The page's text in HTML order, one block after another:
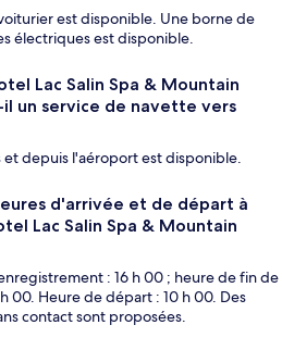
est disponible. Une borne de
électriques est disponible.
Lac Salin Spa & Mountain
un service de navette vers
depuis l'aéroport est disponible.
d'arrivée et de départ à
Lac Salin Spa & Mountain
: 16 h 00 ; heure de fin de
00. Heure de départ : 10 h 00. Des
contact sont proposées.